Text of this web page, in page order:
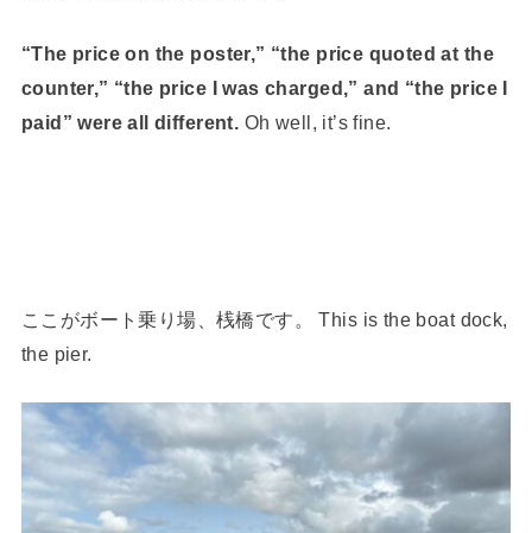
“The price on the poster,” “the price quoted at the
counter,” “the price I was charged,” and “the price I
paid” were all different. Oh well, it’s fine.
ここがボート乗り場、桟橋です。 This is the boat dock,
the pier.